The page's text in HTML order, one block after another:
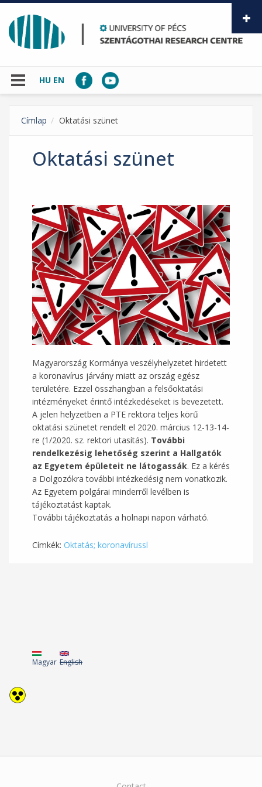
Skip to main content
HU EN
Címlap Oktatási szünet
Oktatási szünet
Magyarország Kormánya veszélyhelyzetet hirdetett
a koronavírus járvány miatt az ország egész
területére. Ezzel összhangban a felsőoktatási
intézményeket érintő intézkedéseket is bevezetett.
A jelen helyzetben a PTE rektora teljes körű
oktatási szünetet rendelt el 2020. március 12-13-14-
re (1/2020. sz. rektori utasítás). További
rendelkezésig lehetőség szerint a Hallgatók
az Egyetem épületeit ne látogassák. Ez a kérés
a Dolgozókra további intézkedésig nem vonatkozik.
Az Egyetem polgárai minderről levélben is
tájékoztatást kaptak.
További tájékoztatás a holnapi napon várható.
Címkék: Oktatás; koronavírussl
Magyar English